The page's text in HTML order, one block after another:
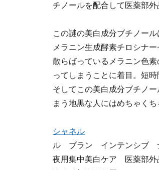
チノールを配合して医薬部
この謎の美白成分ブチノー
メラニン生成酵素チロシナ
散らばっているメラニン色
ってしまうことに着目。短
そしてこの美白成分ブチノ
まう地黒な人にはめちゃくち
シャネル
ル ブラン インテンシブ
夜用集中美白ケア 医薬部外